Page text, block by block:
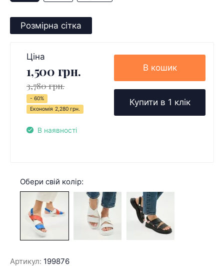
Розмірна сітка
Ціна
1,500 грн.
3,780 грн.
- 60%
Економія 2,280 грн.
В наявності
В кошик
Купити в 1 клік
Обери свій колір:
Артикул: 199876